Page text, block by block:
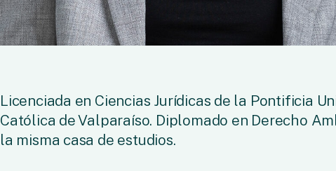
Licenciada en Ciencias Jurídicas de la Pontificia
Católica de Valparaíso. Diplomado en Derecho
la misma casa de estudios.